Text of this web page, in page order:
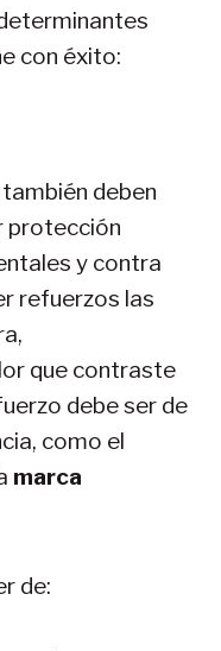
con éxito:
deben
protección
y contra
refuerzos las
que contraste
debe ser de
como el
marca
de: